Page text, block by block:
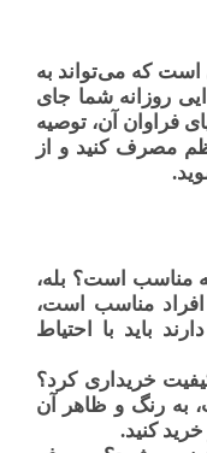
که می‌تواند به
روزانه شما جای
فراوان آن، توصیه
مصرف کنید و از
مناسب است؟ بله،
مناسب است،
باید با احتیاط
خریداری کرد؟
به رنگ و ظاهر آن
کنید.